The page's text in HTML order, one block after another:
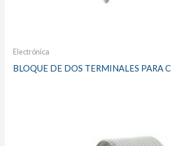
Electrónica
BLOQUE DE DOS TERMINALES PARA